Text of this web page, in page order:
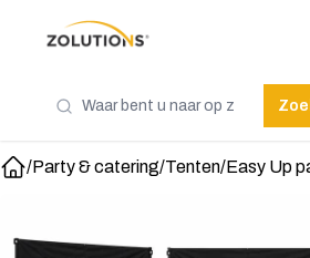
/Party & catering/Tenten/Easy Up